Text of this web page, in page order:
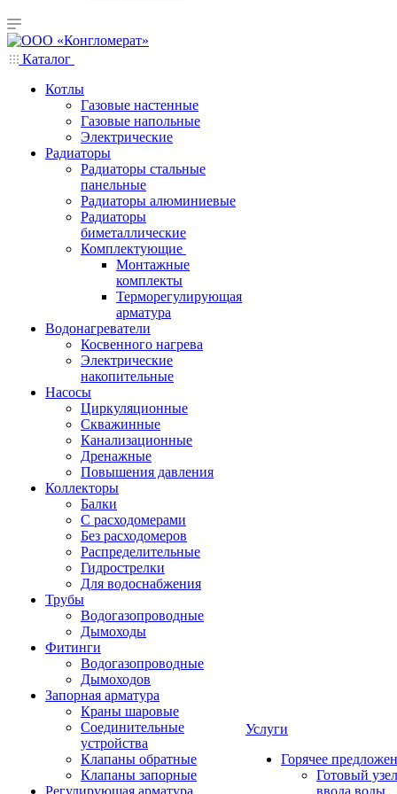
Каталог
Котлы
Газовые настенные
Газовые напольные
Электрические
Радиаторы
Радиаторы стальные
панельные
Радиаторы алюминиевые
Радиаторы
биметаллические
Комплектующие
Монтажные
комплекты
Терморегулирующая
арматура
Водонагреватели
Косвенного нагрева
Электрические
накопительные
Насосы
Циркуляционные
Скважинные
Канализационные
Дренажные
Повышения давления
Коллекторы
Балки
С расходомерами
Без расходомеров
Распределительные
Гидрострелки
Для водоснабжения
Трубы
Водогазопроводные
Дымоходы
Фитинги
Водогазопроводные
Дымоходов
Запорная арматура
Краны шаровые
Соединительные
устройства
Клапаны обратные
Клапаны запорные
Регулирующая арматура
Услуги
Горячее
Готовый узел
ввода воды